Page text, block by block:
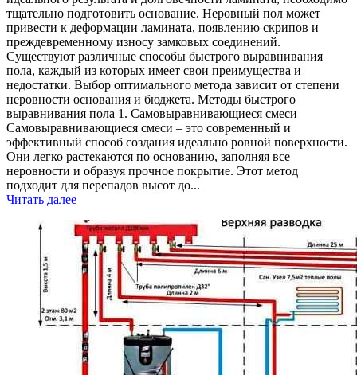
тщательно подготовить основание. Неровный пол может
привести к деформации ламината, появлению скрипов и
преждевременному износу замковых соединений.
Существуют различные способы быстрого выравнивания
пола, каждый из которых имеет свои преимущества и
недостатки. Выбор оптимального метода зависит от степени
неровности основания и бюджета. Методы быстрого
выравнивания пола 1. Самовыравнивающиеся смеси
Самовыравнивающиеся смеси – это современный и
эффективный способ создания идеально ровной поверхности.
Они легко растекаются по основанию, заполняя все
неровности и образуя прочное покрытие. Этот метод
подходит для перепадов высот до...
Читать далее